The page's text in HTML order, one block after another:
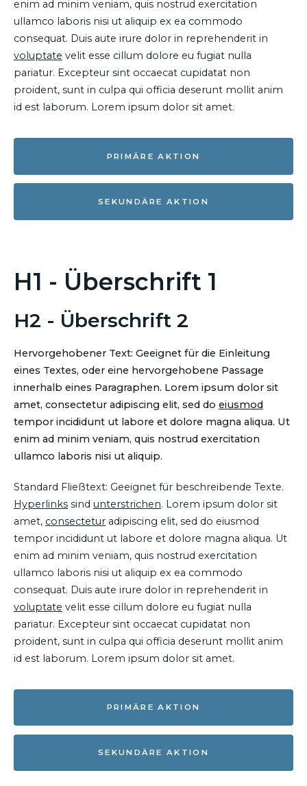
enim ad minim veniam, quis nostrud exercitation
ullamco laboris nisi ut aliquip ex ea commodo
consequat. Duis aute irure dolor in reprehenderit in
voluptate velit esse cillum dolore eu fugiat nulla
pariatur. Excepteur sint occaecat cupidatat non
proident, sunt in culpa qui officia deserunt mollit anim
id est laborum. Lorem ipsum dolor sit amet.
PRIMÄRE AKTION
SEKUNDÄRE AKTION
H1 - Überschrift 1
H2 - Überschrift 2
Hervorgehobener Text: Geeignet für die Einleitung
eines Textes, oder eine hervorgehobene Passage
innerhalb eines Paragraphen. Lorem ipsum dolor sit
amet, consectetur adipiscing elit, sed do eiusmod
tempor incididunt ut labore et dolore magna aliqua. Ut
enim ad minim veniam, quis nostrud exercitation
ullamco laboris nisi ut aliquip.
Standard Fließtext: Geeignet für beschreibende Texte.
Hyperlinks sind unterstrichen. Lorem ipsum dolor sit
amet, consectetur adipiscing elit, sed do eiusmod
tempor incididunt ut labore et dolore magna aliqua. Ut
enim ad minim veniam, quis nostrud exercitation
ullamco laboris nisi ut aliquip ex ea commodo
consequat. Duis aute irure dolor in reprehenderit in
voluptate velit esse cillum dolore eu fugiat nulla
pariatur. Excepteur sint occaecat cupidatat non
proident, sunt in culpa qui officia deserunt mollit anim
id est laborum. Lorem ipsum dolor sit amet.
PRIMÄRE AKTION
SEKUNDÄRE AKTION